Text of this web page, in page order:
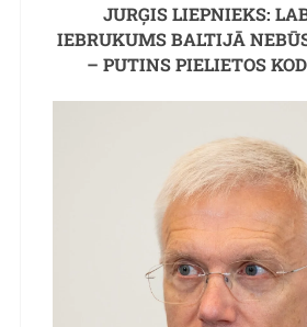
JURĢIS LIEPNIEKS:
IEBRUKUMS BALTIJĀ
– PUTINS PIELIETOS